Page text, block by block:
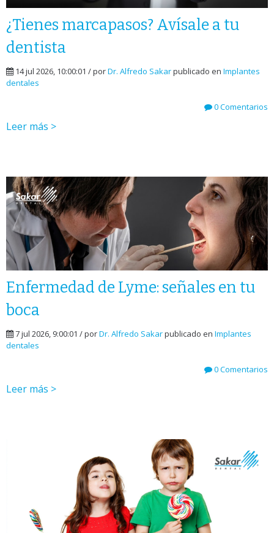
¿Tienes marcapasos? Avísale a tu
dentista
14 jul 2026, 10:00:01 / porDr. Alfredo Sakarpublicado en Implantes
dentales
0 Comentarios
Leer más >
Enfermedad de Lyme: señales en tu
boca
7 jul 2026, 9:00:01 / porDr. Alfredo Sakarpublicado en Implantes
dentales
0 Comentarios
Leer más >